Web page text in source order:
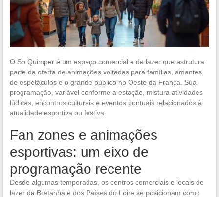
O So Quimper é um espaço comercial e de lazer que estrutura
parte da oferta de animações voltadas para famílias, amantes
de espetáculos e o grande público no Oeste da França. Sua
programação, variável conforme a estação, mistura atividades
lúdicas, encontros culturais e eventos pontuais relacionados à
atualidade esportiva ou festiva.
Fan zones e animações
esportivas: um eixo de
programação recente
Desde algumas temporadas, os centros comerciais e locais de
lazer da Bretanha e dos Países do Loire se posicionam como